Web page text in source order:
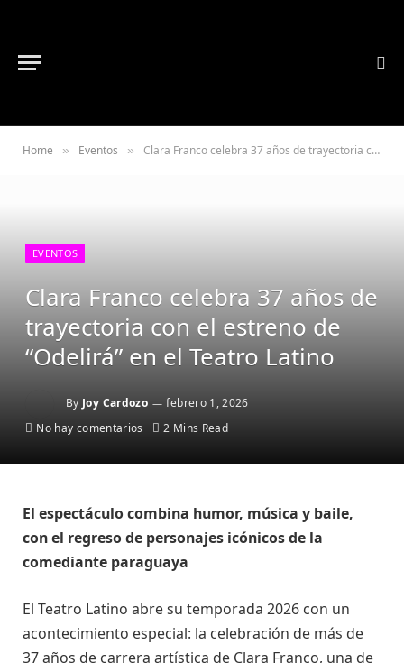
Home » Eventos » Clara Franco celebra 37 años de trayectoria con el estreno de “Odelirá” en el Teatro Latino
EVENTOS
Clara Franco celebra 37 años de
trayectoria con el estreno de
“Odelirá” en el Teatro Latino
By Joy Cardozo
febrero 1, 2026
No hay comentarios
2 Mins Read
El espectáculo combina humor, música y baile,
con el regreso de personajes icónicos de la
comediante paraguaya
El Teatro Latino abre su temporada 2026 con un
acontecimiento especial: la celebración de más de
37 años de carrera artística de Clara Franco, una de